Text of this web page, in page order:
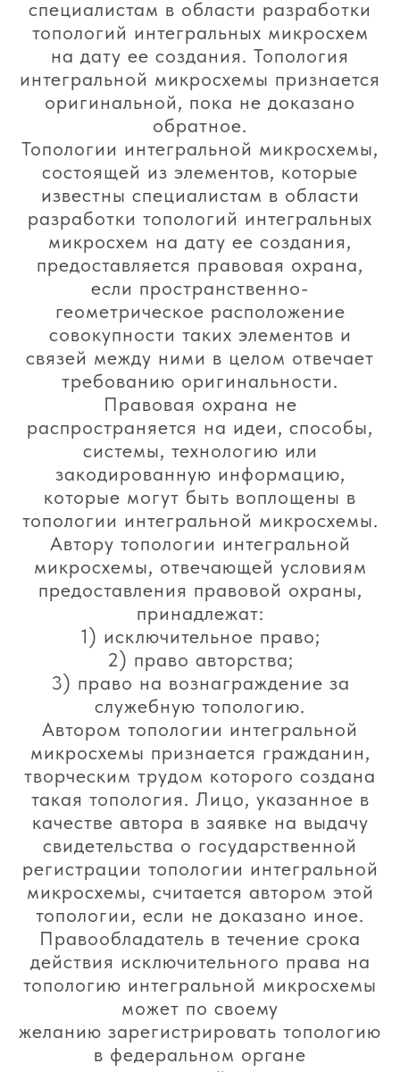
специалистам в области разработки
топологий интегральных микросхем
на дату ее создания. Топология
интегральной микросхемы признается
оригинальной, пока не доказано
обратное.
Топологии интегральной микросхемы,
состоящей из элементов, которые
известны специалистам в области
разработки топологий интегральных
микросхем на дату ее создания,
предоставляется правовая охрана,
если пространственно-
геометрическое расположение
совокупности таких элементов и
связей между ними в целом отвечает
требованию оригинальности.
Правовая охрана не
распространяется на идеи, способы,
системы, технологию или
закодированную информацию,
которые могут быть воплощены в
топологии интегральной микросхемы.
Автору топологии интегральной
микросхемы, отвечающей условиям
предоставления правовой охраны,
принадлежат:
1) исключительное право;
2) право авторства;
3) право на вознаграждение за
служебную топологию.
Автором топологии интегральной
микросхемы признается гражданин,
творческим трудом которого создана
такая топология. Лицо, указанное в
качестве автора в заявке на выдачу
свидетельства о государственной
регистрации топологии интегральной
микросхемы, считается автором этой
топологии, если не доказано иное.
Правообладатель в течение срока
действия исключительного права на
топологию интегральной микросхемы
может по своему
желанию зарегистрировать топологию
в федеральном органе